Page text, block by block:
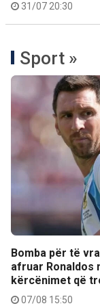
31/07 20:30
Sport »
Bomba për të
afruar Ronaldos
kërcënimet që
07/08 15:50